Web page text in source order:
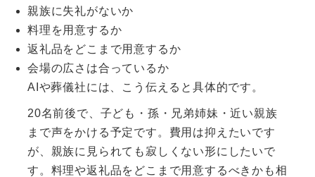
親族に失礼がないか
料理を用意するか
返礼品をどこまで用意するか
会場の広さは合っているか
AIや葬儀社には、こう伝えると具体的です。
20名前後で、子ども・孫・兄弟姉妹・近い親族
まで声をかける予定です。費用は抑えたいです
が、親族に見られても寂しくない形にしたいで
す。料理や返礼品をどこまで用意するべきかも相